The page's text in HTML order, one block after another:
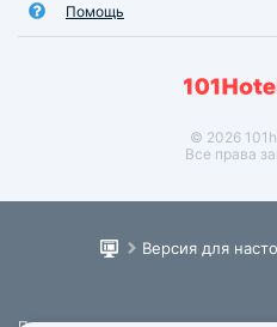
Помощь
© 2026
Все права
Версия для